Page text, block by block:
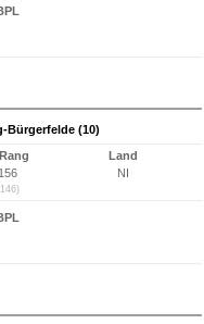
Bürgerfelde (10)
156
Land
NI